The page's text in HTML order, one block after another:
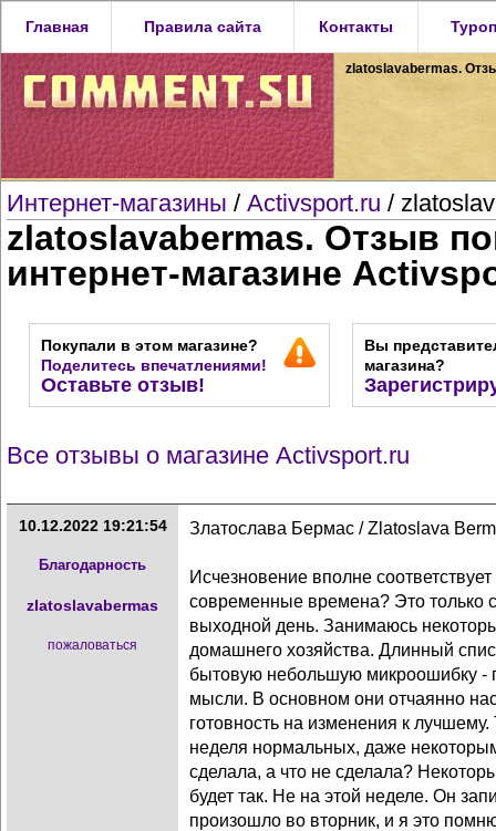
Главная Правила сайта Контакты
zlatoslavabermas.
Интернет-магазины / Activsport.ru /
zlatoslavabermas. Отзыв
интернет-магазине
Покупали в этом магазине?
Поделитесь впечатлениями!
Оставьте отзыв!
Вы
магазина?
Все отзывы о магазине Activsport.ru
10.12.2022 19:21:54
Благодарность
zlatoslavabermas
пожаловаться
Златослава Бермас / Zlatoslava
Исчезновение вполне
современные времена? Это только
выходной день. Занимаюсь
домашнего хозяйства. Длинный
бытовую небольшую микроошибку -
мысли. В основном они отчаянно
готовность на изменения к
неделя нормальных, даже
сделала, а что не сделала?
будет так. Не на этой неделе. Он
произошло во вторник, и я это